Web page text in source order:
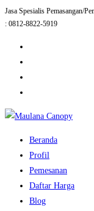
Skip
to
Jasa Spesialis Pemasangan/
: 0812-8822-5919
Beranda
Profil
Pemesanan
Daftar Harga
Blog